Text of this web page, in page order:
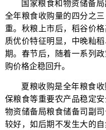
国家粮食和物资储备
全年粮食收购量的四分之
重。秋粮上市后，稻谷价
质优价特征明显，中晚籼
期。春节后，随着一系列
购价格企稳回升。
夏粮收购是全年粮食
保粮食等重要农产品稳定
物资储备局粮食储备司副
较好，如后期不发生大的